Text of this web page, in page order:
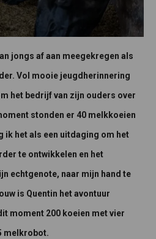
jongs af aan meegekregen als
Vol mooie jeugdherinnering
het bedrijf van zijn ouders over
stonden er 40 melkkoeien
ik het als een uitdaging om het
te ontwikkelen en het
echtgenote, naar mijn hand te
is Quentin het avontuur
moment 200 koeien met vier
melkrobot.